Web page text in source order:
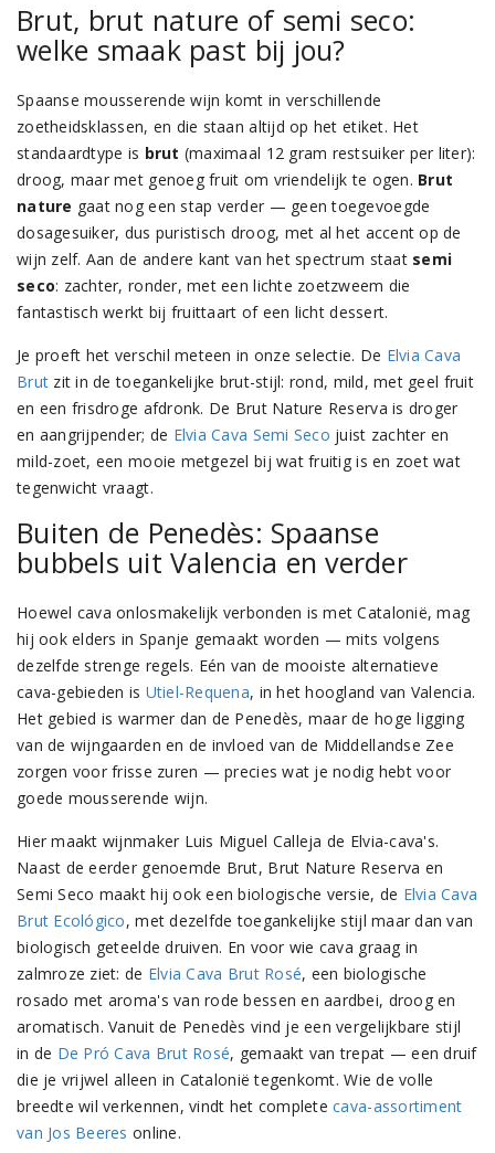
Brut, brut nature of semi seco:
welke smaak past bij jou?
Spaanse mousserende wijn komt in verschillende
zoetheidsklassen, en die staan altijd op het etiket. Het
standaardtype is brut (maximaal 12 gram restsuiker per liter):
droog, maar met genoeg fruit om vriendelijk te ogen. Brut
nature gaat nog een stap verder — geen toegevoegde
dosagesuiker, dus puristisch droog, met al het accent op de
wijn zelf. Aan de andere kant van het spectrum staat semi
seco: zachter, ronder, met een lichte zoetzweem die
fantastisch werkt bij fruittaart of een licht dessert.
Je proeft het verschil meteen in onze selectie. De Elvia Cava
Brut zit in de toegankelijke brut-stijl: rond, mild, met geel fruit
en een frisdroge afdronk. De Brut Nature Reserva is droger
en aangrijpender; de Elvia Cava Semi Seco juist zachter en
mild-zoet, een mooie metgezel bij wat fruitig is en zoet wat
tegenwicht vraagt.
Buiten de Penedès: Spaanse
bubbels uit Valencia en verder
Hoewel cava onlosmakelijk verbonden is met Catalonië, mag
hij ook elders in Spanje gemaakt worden — mits volgens
dezelfde strenge regels. Eén van de mooiste alternatieve
cava-gebieden is Utiel-Requena, in het hoogland van Valencia.
Het gebied is warmer dan de Penedès, maar de hoge ligging
van de wijngaarden en de invloed van de Middellandse Zee
zorgen voor frisse zuren — precies wat je nodig hebt voor
goede mousserende wijn.
Hier maakt wijnmaker Luis Miguel Calleja de Elvia-cava's.
Naast de eerder genoemde Brut, Brut Nature Reserva en
Semi Seco maakt hij ook een biologische versie, de Elvia Cava
Brut Ecológico, met dezelfde toegankelijke stijl maar dan van
biologisch geteelde druiven. En voor wie cava graag in
zalmroze ziet: de Elvia Cava Brut Rosé, een biologische
rosado met aroma's van rode bessen en aardbei, droog en
aromatisch. Vanuit de Penedès vind je een vergelijkbare stijl
in de De Pró Cava Brut Rosé, gemaakt van trepat — een druif
die je vrijwel alleen in Catalonië tegenkomt. Wie de volle
breedte wil verkennen, vindt het completecava-assortiment
van Jos Beeres online.